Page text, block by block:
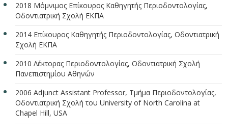
2018 Μόμνιμος Επίκουρος Καθηγητής Περιοδοντολογίας,
Οδοντιατρική Σχολή ΕΚΠΑ
2014 Επίκουρος Καθηγητής Περιοδοντολογίας, Οδοντιατρική
Σχολή ΕΚΠΑ
2010 Λέκτορας Περιοδοντολογίας, Οδοντιατρική Σχολή
Πανεπιστημίου Αθηνών
2006 Adjunct Assistant Professor, Τμήμα Περιοδοντολογίας,
Οδοντιατρική Σχολή του University of North Carolina at
Chapel Hill, USA